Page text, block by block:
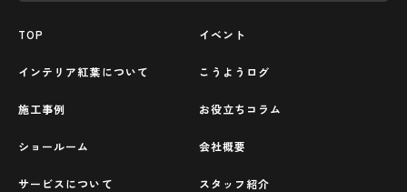
TOP
インテリア紅葉について
施工事例
ショールーム
サービスについて
イベント
こうようログ
お役立ちコラム
会社概要
スタッフ紹介